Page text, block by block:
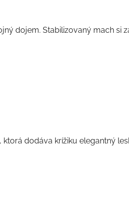
dojem. Stabilizovaný mach si
dodáva krížiku elegantný